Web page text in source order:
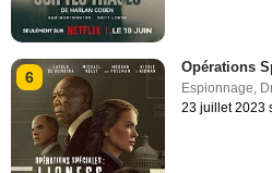
6
Opérations
Espionnage,
23 juillet 2023